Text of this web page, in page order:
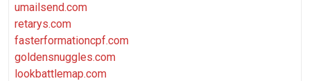
umailsend.com
retarys.com
fasterformationcpf.com
goldensnuggles.com
lookbattlemap.com